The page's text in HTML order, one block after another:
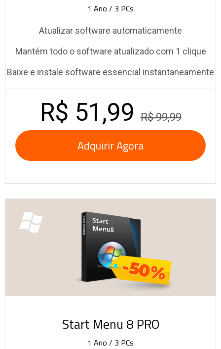
1 Ano / 3 PCs
Atualizar software automaticamente
Mantém todo o software atualizado com 1 clique
Baixe e instale software essencial instantaneamente
R$ 51,99R$ 99,99
Adquirir Agora
-50%
Start Menu 8 PRO
1 Ano / 3 PCs